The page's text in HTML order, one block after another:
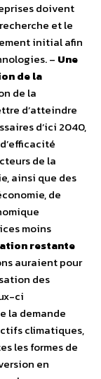
doivent
et le
initial afin
– Une
de la
de la
d’atteindre
d’ici 2040,
de la
ainsi que des
de
moins
restante
auraient pour
des
ci
la demande
climatiques,
les formes de
en